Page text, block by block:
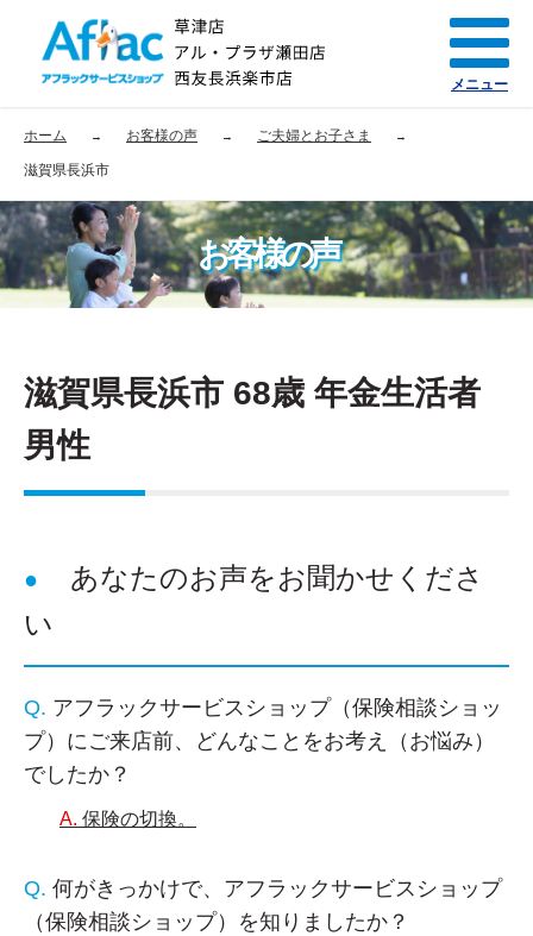
ホーム お客様の声 ご夫婦とお子さま
滋賀県長浜市
お客様の声
滋賀県長浜市 68歳 年金生活者
男性
あなたのお声をお聞かせくださ
い
アフラックサービスショップ（保険相談ショッ
プ）にご来店前、どんなことをお考え（お悩み）
でしたか？
保険の切換。
何がきっかけで、アフラックサービスショップ
（保険相談ショップ）を知りましたか？
メニュー